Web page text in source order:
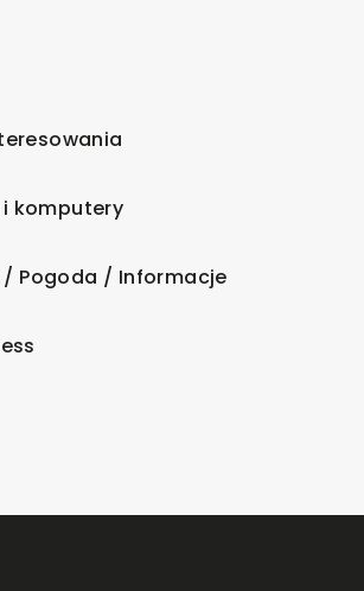
komputery
Pogoda / Informacje